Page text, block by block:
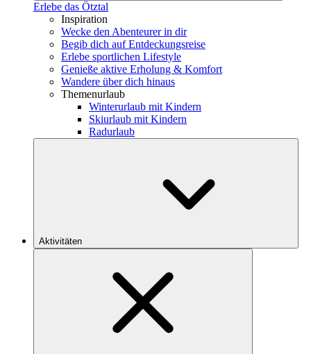
Erlebe das Ötztal
Inspiration
Wecke den Abenteurer in dir
Begib dich auf Entdeckungsreise
Erlebe sportlichen Lifestyle
Genieße aktive Erholung & Komfort
Wandere über dich hinaus
Themenurlaub
Winterurlaub mit Kindern
Skiurlaub mit Kindern
Radurlaub
Aktivitäten